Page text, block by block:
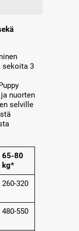
sekoita 3
nuorten
selville
65-80
kg*
260-320
480-550